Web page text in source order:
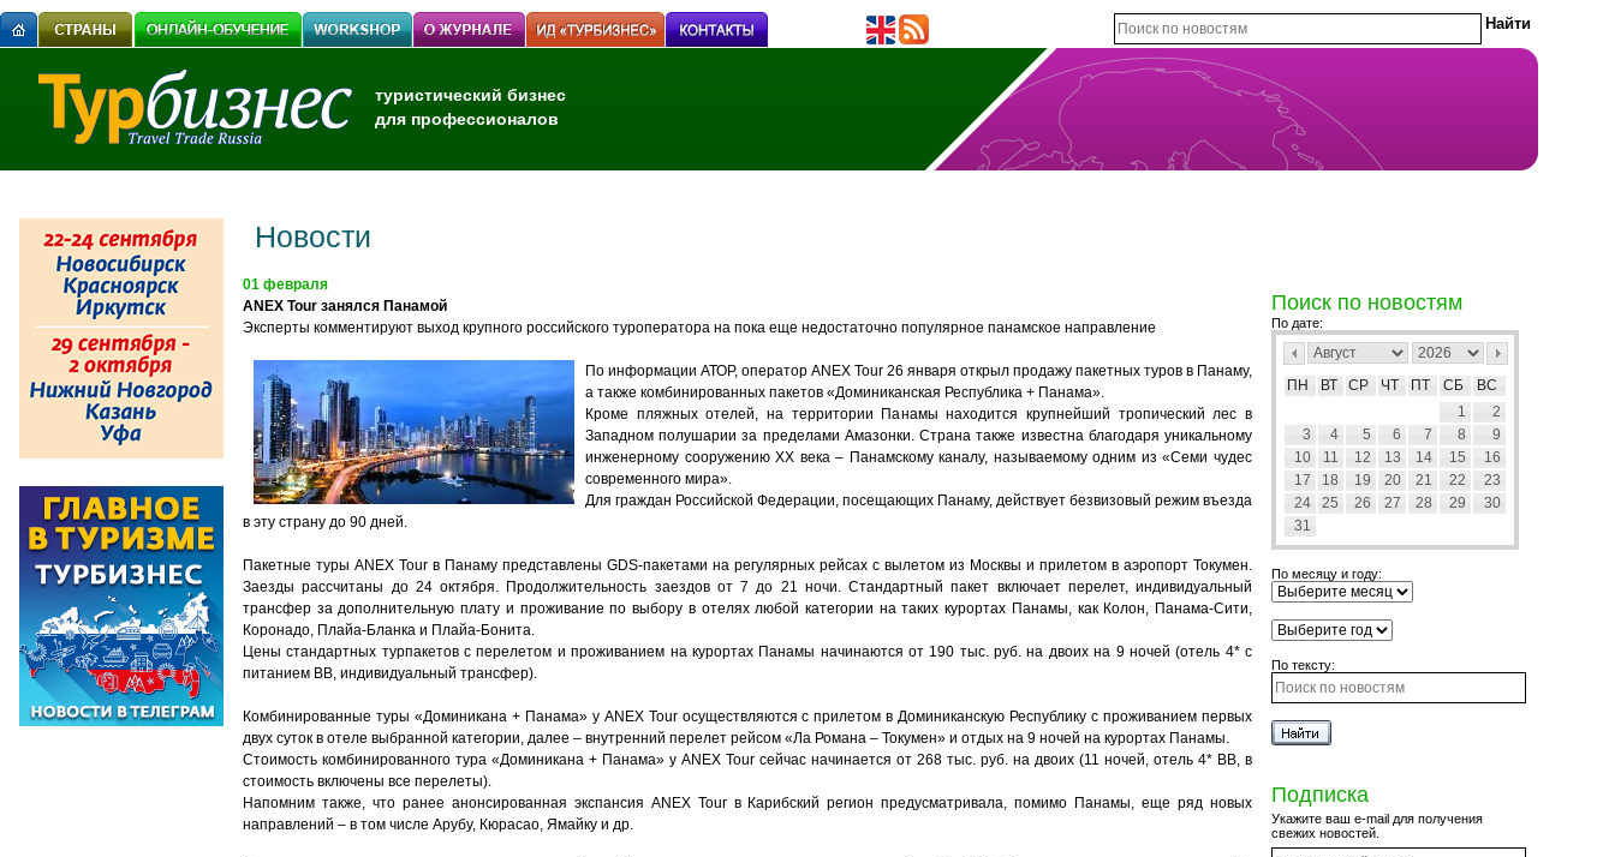
туристический бизнес
для профессионалов
Новости
01 февраля
ANEX Tour занялся Панамой
Эксперты комментируют выход крупного российского туроператора на пока еще недостаточно популярное панамское направление
По информации АТОР, оператор ANEX Tour 26 января открыл продажу пакетных туров в Панаму,
а также комбинированных пакетов «Доминиканская Республика + Панама».
Кроме пляжных отелей, на территории Панамы находится крупнейший тропический лес в
Западном полушарии за пределами Амазонки. Страна также известна благодаря уникальному
инженерному сооружению XX века – Панамскому каналу, называемому одним из «Семи чудес
современного мира».
Для граждан Российской Федерации, посещающих Панаму, действует безвизовый режим въезда
в эту страну до 90 дней.
Пакетные туры ANEX Tour в Панаму представлены GDS-пакетами на регулярных рейсах с вылетом из Москвы и прилетом в аэропорт Токумен.
Заезды рассчитаны до 24 октября. Продолжительность заездов от 7 до 21 ночи. Стандартный пакет включает перелет, индивидуальный
трансфер за дополнительную плату и проживание по выбору в отелях любой категории на таких курортах Панамы, как Колон, Панама-Сити,
Коронадо, Плайа-Бланка и Плайа-Бонита.
Цены стандартных турпакетов с перелетом и проживанием на курортах Панамы начинаются от 190 тыс. руб. на двоих на 9 ночей (отель 4* с
питанием BB, индивидуальный трансфер).
Комбинированные туры «Доминикана + Панама» у ANEX Tour осуществляются с прилетом в Доминиканскую Республику с проживанием первых
двух суток в отеле выбранной категории, далее – внутренний перелет рейсом «Ла Романа – Токумен» и отдых на 9 ночей на курортах Панамы.
Стоимость комбинированного тура «Доминикана + Панама» у ANEX Tour сейчас начинается от 268 тыс. руб. на двоих (11 ночей, отель 4* BB, в
стоимость включены все перелеты).
Напомним также, что ранее анонсированная экспансия ANEX Tour в Карибский регион предусматривала, помимо Панамы, еще ряд новых
направлений – в том числе Арубу, Кюрасао, Ямайку и др.
Поиск по новостям
По дате:
ПН ВТ СР ЧТ ПТ СБ
ВС
1
2
3
4 5 6 7 8
9
10
11 12 13 14 15
16
17
18 19 20 21 22
23
24
25 26 27 28 29
30
31
По месяцу и году:
По тексту:
Подписка
Укажите ваш e-mail для получения
свежих новостей.